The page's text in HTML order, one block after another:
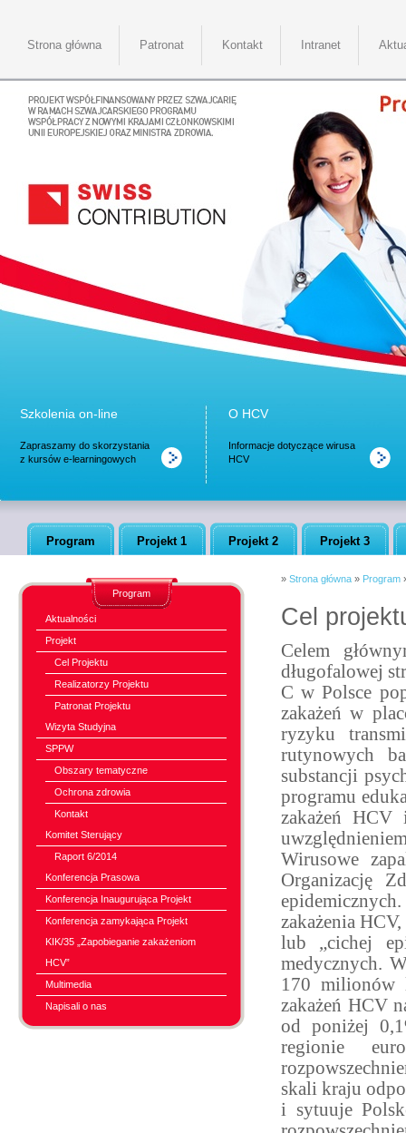
Strona główna Patronat Kontakt Intranet
Szkolenia on-line
Zapraszamy do skorzystania
z kursów e-learningowych
O HCV
Informacje dotyczące wirusa
HCV
Program Projekt 1 Projekt 2 Projekt 3
Program
Aktualności
Projekt
Cel Projektu
Realizatorzy Projektu
Patronat Projektu
Wizyta Studyjna
SPPW
Obszary tematyczne
Ochrona zdrowia
Kontakt
Komitet Sterujący
Raport 6/2014
Konferencja Prasowa
Konferencja Inaugurująca Projekt
Konferencja zamykająca Projekt
KIK/35 „Zapobieganie zakażeniom
HCV”
Multimedia
Napisali o nas
» Strona główna » Program
Cel
Celem
długofalowej
C w Polsce
zakażeń w
ryzyku
rutynowych
substancji
programu
zakażeń HCV
Wirusowe
Organizację
zakażenia
lub „cichej
medycznych.
170 milionów
zakażeń HCV
od poniżej
regionie
skali kraju
i sytuuje